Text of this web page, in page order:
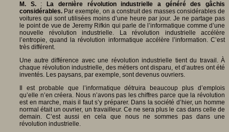
M. S.:
La dernière révolution industrielle a généré des gâchis
considérables. Par exemple, on a construit des masses considérables de
voitures qui sont utilisées moins d’une heure par jour. Je ne partage pas
le point de vue de Jeremy Rifkin qui parle de l’informatique comme d’une
nouvelle révolution industrielle. La révolution industrielle accélère
l’entropie, quand la révolution informatique accélère l’information. C’est
très différent.
Une autre différence avec une révolution industrielle tient du travail. À
chaque révolution industrielle, des métiers ont disparu, et d’autres ont été
inventés. Les paysans, par exemple, sont devenus ouvriers.
Il est probable que l’informatique détruira beaucoup plus d’emplois
qu’elle n’en créera. Nous n’avons pas les chiffres parce que la révolution
est en marche, mais il faut s’y préparer. Dans la société d’hier, un homme
normal était un ouvrier, un travailleur. Ce ne sera plus le cas dans celle de
demain. C’est aussi en cela que nous ne sommes pas dans une
révolution industrielle.